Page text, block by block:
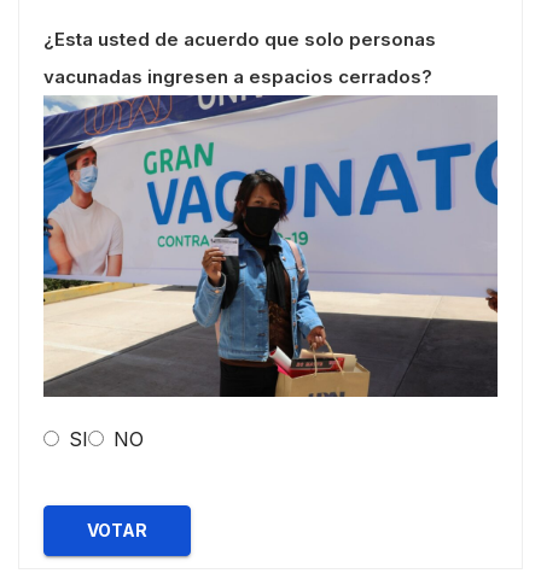
¿Esta usted de acuerdo que solo personas
vacunadas ingresen a espacios cerrados?
SI NO
VOTAR